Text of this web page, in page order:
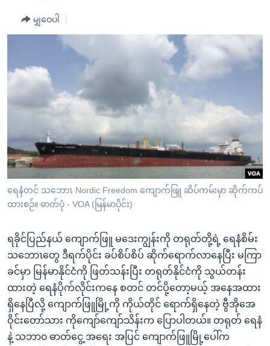
ရန်
စာမျက်နှာ
သို့
ကြည့်
ရန်
ရန်
နေရာ
သို့
ကျော်
ရန်
အစ္စရေး-ပါလက်စတိုင်း
အင်္ဂလိပ်စာလေ့လာမယ်
အမေရိကန်သုံးအီဒီယံ
မကြေးမုံရဲ့ အင်္ဂလိပ်စာ
ရုပ်ရှင်ထဲက အင်္ဂလိပ်စာ
သုတပဒေသာ အင်္ဂလိပ်စာ
အပတ်စဉ်ကဏ္ဍများ
ရေဒီယို
ရေဒီယိုနှင့်ရုပ်သံ အချက်အလက်များ
ရေဒီယို/တီဗွီအစီအစဉ်
Learning English
ဗွီအိုအေ လူမှုကွန်ယက်များ
မျှဝေပါ
ရေနံတင် သဘောၤ Nordic Freedom ကျောက်ဖြူ ဆိပ်ကမ်းမှာ ဆိုက်ကပ်
ထားစဉ်။ ဓာတ်ပုံ - VOA (မြန်မာပိုင်း)
ရခိုင်ပြည်နယ် ကျောက်ဖြူ မဒေးကျွန်းကို တရုတ်တို့ရဲ့ ရေနံစိမ်း
သဘောၤတွေ ဒီရက်ပိုင်း ခပ်စိပ်စိပ် ဆိုက်ရောက်လာနေပြီး မကြာ
ခင်မှာ မြန်မာနိုင်ငံကို ဖြတ်သန်းပြီး တရုတ်နိုင်ငံကို သွယ်တန်း
ထားတဲ့ ရေနံပိုက်လိုင်းကနေ စတင် တင်ပို့တော့မယ့် အနေအထား
ရှိနေပြီလို့ ကျောက်ဖြူမြို့ကို ကိုယ်တိုင် ရောက်ရှိနေတဲ့ ဗွီအိုအေ
ဝိုင်းတော်သား ကိုကျော်ကျော်သိန်းက ပြောပါတယ်။ တရုတ် ရေနံ
နဲ့ သဘာ၀ ဓာတ်ငွေ့ အရေး အပြင် ကျောက်ဖြူမြို့ပေါ်က